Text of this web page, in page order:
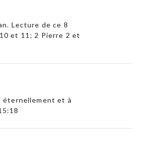
Lecture de ce 8
et 11; 2 Pierre 2 et
éternellement et à